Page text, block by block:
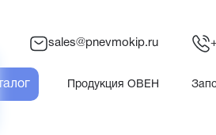
sales@pnevmokip.ru
Продукция ОВЕН